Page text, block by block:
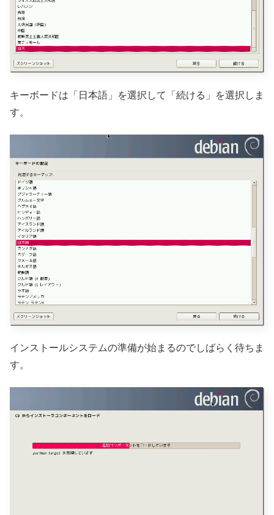
キーボードは「日本語」を選択して「続ける」を選択しま
す。
インストールシステムの準備が始まるのでしばらく待ちま
す。